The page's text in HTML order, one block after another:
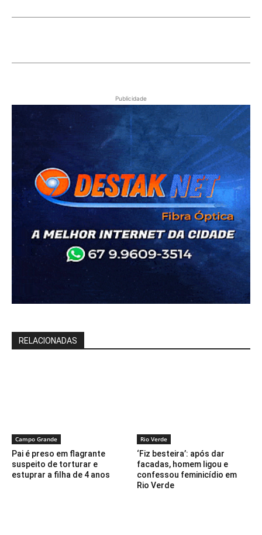
Publicidade
RELACIONADAS
Campo Grande
Pai é preso em flagrante
suspeito de torturar e
estuprar a filha de 4 anos
Rio Verde
‘Fiz besteira’: após dar
facadas, homem ligou e
confessou feminicídio em
Rio Verde